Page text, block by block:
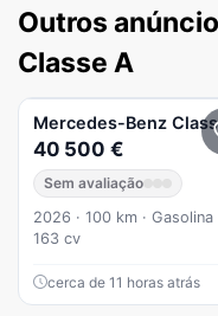
Outros
Classe A
Mercedes-Benz
40 500 €
Sem avaliação
2026 · 100 km · Gasolina
163 cv
cerca de 11 horas atrás